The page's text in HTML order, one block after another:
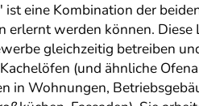
eine Kombination der
erlernt werden können.
gleichzeitig betreiben
(und ähnliche
in Wohnungen,